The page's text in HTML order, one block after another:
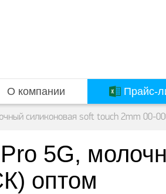
О компании Прайс-
силиконовая soft touch 2mm 00-
5G,
оптом